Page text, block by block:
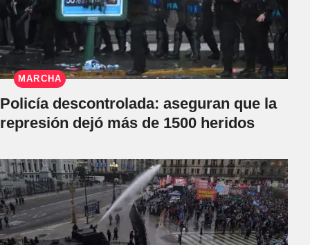
MARCHA
Policía descontrolada: aseguran que la
represión dejó más de 1500 heridos